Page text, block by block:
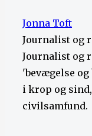
Jonna Toft
Journalist og
Journalist og
'bevægelse
i krop og
civilsamfund.